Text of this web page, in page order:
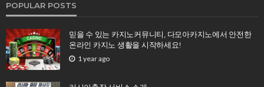
POPULAR POSTS
믿을 수 있는 카지노커뮤니티, 다모아카지노에서 안전한
온라인 카지노 생활을 시작하세요!
1 year ago